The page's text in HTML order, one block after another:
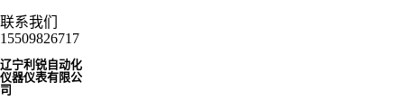
联系我们
15509826717
辽宁利锐自动化
仪器仪表有限公
司